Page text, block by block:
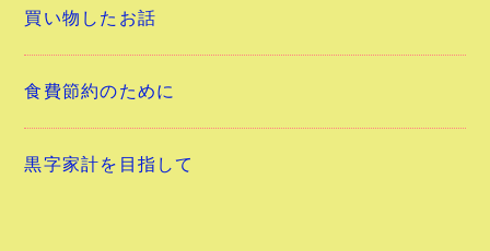
買い物したお話
食費節約のために
黒字家計を目指して